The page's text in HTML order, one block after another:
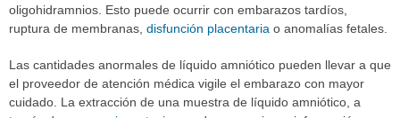
oligohidramnios. Esto puede ocurrir con embarazos tardíos,
ruptura de membranas, disfunción placentaria o anomalías fetales.
Las cantidades anormales de líquido amniótico pueden llevar a que
el proveedor de atención médica vigile el embarazo con mayor
cuidado. La extracción de una muestra de líquido amniótico, a